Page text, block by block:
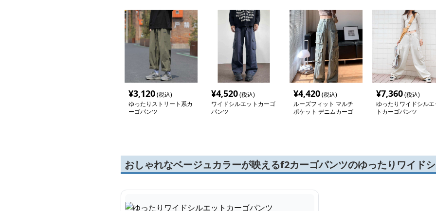
¥3,120(税込)
ゆったりストリート系カ
ーゴパンツ
¥4,520(税込)
ワイドシルエットカーゴ
パンツ
¥4,420(税込)
ルーズフィット マルチ
ポケット デニムカーゴ
¥7,360(税込)
ゆったりワイドシルエ
トカーゴパンツ
おしゃれなベージュカラーが映えるf2カーゴパンツのゆったりワイド